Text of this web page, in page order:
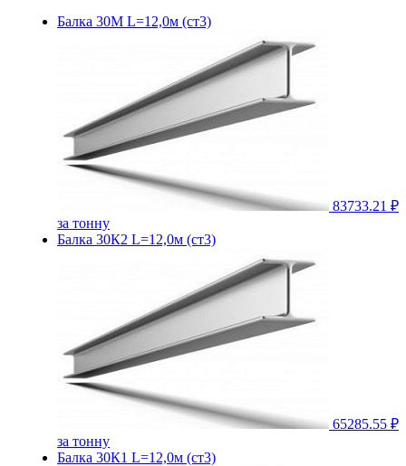
Балка 30М L=12,0м (ст3)
83733.21 ₽
за тонну
Балка 30К2 L=12,0м (ст3)
65285.55 ₽
за тонну
Балка 30К1 L=12,0м (ст3)